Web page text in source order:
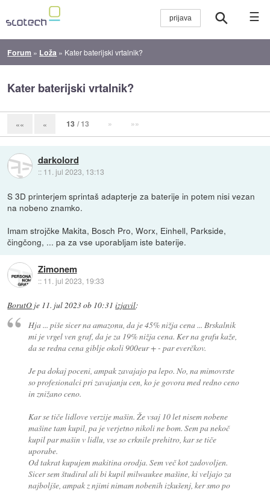
☰
Forum » Loža » Kater baterijski vrtalnik?
Kater baterijski vrtalnik?
«« « 13 / 13 » »»
darkolord
:: 11. jul 2023, 13:13
S 3D printerjem sprintaš adapterje za baterije in potem nisi vezan
na nobeno znamko.
Imam strojčke Makita, Bosch Pro, Worx, Einhell, Parkside,
čingčong, ... pa za vse uporabljam iste baterije.
Zimonem
:: 11. jul 2023, 19:33
BorutO je 11. jul 2023 ob 10:31 izjavil:
Hja ... piše sicer na amazonu, da je 45% nižja cena ... Brskalnik
mi je vrgel ven graf, da je za 19% nižja cena. Ker na grafu kaže,
da se redna cena giblje okoli 900eur + - par everčkov.
Je pa dokaj poceni, ampak zavajajo pa lepo. No, na mimovrste
so profesionalci pri zavajanju cen, ko je govora med redno ceno
in znižano ceno.
Kar se tiče lidlove verzije mašin. Že vsaj 10 let nisem nobene
mašine tam kupil, pa je verjetno nikoli ne bom. Sem pa nekoč
kupil par mašin v lidlu, vse so crknile prehitro, kar se tiče
uporabe.
Od takrat kupujem makitina orodja. Sem več kot zadovoljen.
Sicer sem študiral ali bi kupil milwaukee mašine, ki veljajo za
najboljše, ampak z njimi nimam nobenih izkušenj, ker smo po